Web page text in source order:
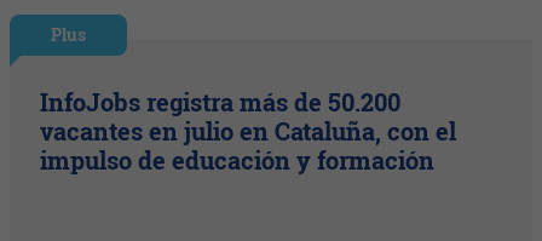
Plus
InfoJobs registra más de 50.200
vacantes en julio en Cataluña, con el
impulso de educación y formación